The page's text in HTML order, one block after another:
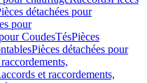
détachées pour
pour
CoudesTésPièces
Pièces détachées pour
et raccordements,